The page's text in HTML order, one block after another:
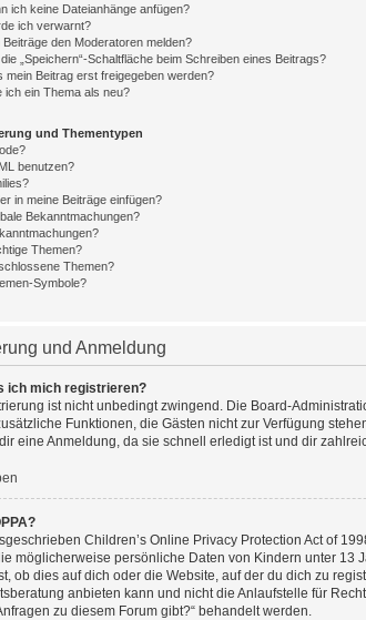
ich keine Dateianhänge anfügen?
ich verwarnt?
den Moderatoren melden?
„Speichern“-Schaltfläche beim Schreiben eines Beitrags?
mein Beitrag erst freigegeben werden?
ich ein Thema als neu?
und Thementypen
benutzen?
in meine Beiträge einfügen?
Bekanntmachungen?
Themen?
Themen?
Symbole?
und Anmeldung
ich mich registrieren?
ist nicht unbedingt zwingend. Die Board-
Funktionen, die Gästen nicht zur Verfügung
eine Anmeldung, da sie schnell erledigt ist und dir
Children’s Online Privacy Protection Act of
möglicherweise persönliche Daten von Kindern unter
ob dies auf dich oder die Website, auf der du dich zu
anbieten kann und nicht die Anlaufstelle für
zu diesem Forum gibt?“ behandelt werden.